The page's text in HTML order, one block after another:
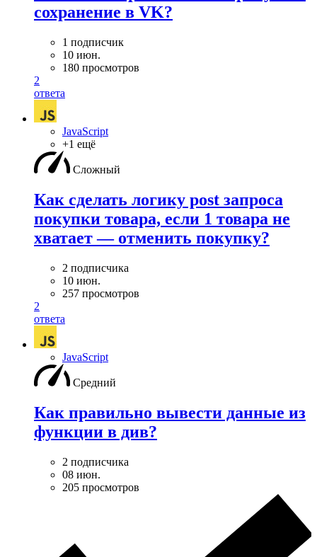
сохранение в VK?
1 подписчик
10 июн.
180 просмотров
2
ответа
JavaScript
+1 ещё
Сложный
Как сделать логику post запроса
покупки товара, если 1 товара не
хватает — отменить покупку?
2 подписчика
10 июн.
257 просмотров
2
ответа
JavaScript
Средний
Как правильно вывести данные из
функции в див?
2 подписчика
08 июн.
205 просмотров